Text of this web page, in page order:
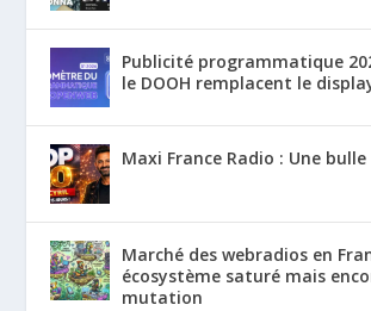
Publicité programmatique
le DOOH remplacent le
Maxi France Radio : Une bulle
Marché des webradios en
écosystème saturé mais
mutation